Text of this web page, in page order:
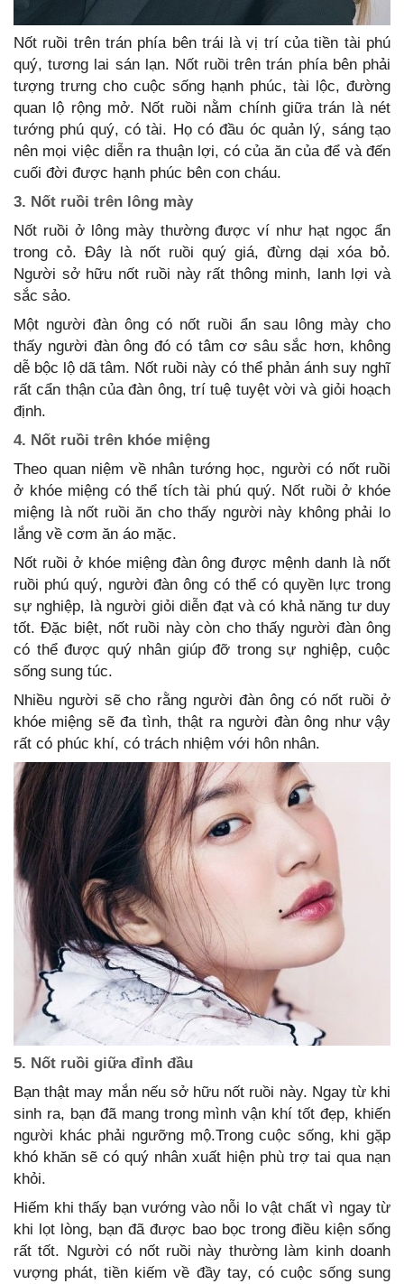
Nốt ruồi trên trán phía bên trái là vị trí của tiền tài phú
quý, tương lai sán lạn. Nốt ruồi trên trán phía bên phải
tượng trưng cho cuộc sống hạnh phúc, tài lộc, đường
quan lộ rộng mở. Nốt ruồi nằm chính giữa trán là nét
tướng phú quý, có tài. Họ có đầu óc quản lý, sáng tạo
nên mọi việc diễn ra thuận lợi, có của ăn của để và đến
cuối đời được hạnh phúc bên con cháu.
3. Nốt ruồi trên lông mày
Nốt ruồi ở lông mày thường được ví như hạt ngọc ẩn
trong cỏ. Đây là nốt ruồi quý giá, đừng dại xóa bỏ.
Người sở hữu nốt ruồi này rất thông minh, lanh lợi và
sắc sảo.
Một người đàn ông có nốt ruồi ẩn sau lông mày cho
thấy người đàn ông đó có tâm cơ sâu sắc hơn, không
dễ bộc lộ dã tâm. Nốt ruồi này có thể phản ánh suy nghĩ
rất cẩn thận của đàn ông, trí tuệ tuyệt vời và giỏi hoạch
định.
4. Nốt ruồi trên khóe miệng
Theo quan niệm về nhân tướng học, người có nốt ruồi
ở khóe miệng có thể tích tài phú quý. Nốt ruồi ở khóe
miệng là nốt ruồi ăn cho thấy người này không phải lo
lắng về cơm ăn áo mặc.
Nốt ruồi ở khóe miệng đàn ông được mệnh danh là nốt
ruồi phú quý, người đàn ông có thể có quyền lực trong
sự nghiệp, là người giỏi diễn đạt và có khả năng tư duy
tốt. Đặc biệt, nốt ruồi này còn cho thấy người đàn ông
có thể được quý nhân giúp đỡ trong sự nghiệp, cuộc
sống sung túc.
Nhiều người sẽ cho rằng người đàn ông có nốt ruồi ở
khóe miệng sẽ đa tình, thật ra người đàn ông như vậy
rất có phúc khí, có trách nhiệm với hôn nhân.
5. Nốt ruồi giữa đỉnh đầu
Bạn thật may mắn nếu sở hữu nốt ruồi này. Ngay từ khi
sinh ra, bạn đã mang trong mình vận khí tốt đẹp, khiến
người khác phải ngưỡng mộ.Trong cuộc sống, khi gặp
khó khăn sẽ có quý nhân xuất hiện phù trợ tai qua nạn
khỏi.
Hiếm khi thấy bạn vướng vào nỗi lo vật chất vì ngay từ
khi lọt lòng, bạn đã được bao bọc trong điều kiện sống
rất tốt. Người có nốt ruồi này thường làm kinh doanh
vượng phát, tiền kiếm về đầy tay, có cuộc sống sung